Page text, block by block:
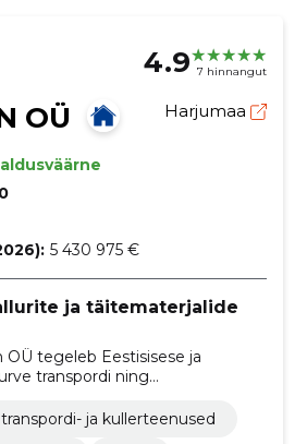
4.9 7 hinnangut
OÜ Harjumaa
5 430 975 €
ja täitematerjalide
OÜ tegeleb Eestisisese ja
transpordi ning
ja veduga, pakkudes
logistikalahendusi.
transpordi- ja kullerteenused